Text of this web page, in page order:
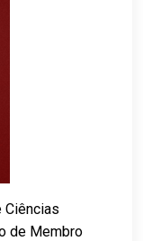
Ciências
de Membro